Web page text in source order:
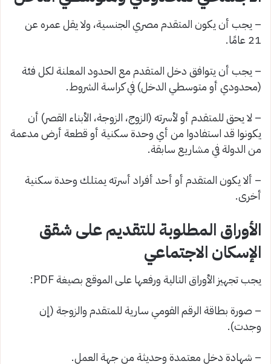
– يجب أن يكون المتقدم مصري الجنسية، ولا يقل عمره عن
21 عامًا.
– يجب أن يتوافق دخل المتقدم مع الحدود المعلنة لكل فئة
(محدودي أو متوسطي الدخل) في كراسة الشروط.
– لا يحق للمتقدم أو لأسرته (الزوج، الزوجة، الأبناء القصر) أن
يكونوا قد استفادوا من أي وحدة سكنية أو قطعة أرض مدعمة
من الدولة في مشاريع سابقة.
– ألا يكون المتقدم أو أحد أفراد أسرته يمتلك وحدة سكنية
أخرى.
الأوراق المطلوبة للتقديم على شقق
الإسكان الاجتماعي
يجب تجهيز الأوراق التالية ورفعها على الموقع بصيغة PDF:
– صورة بطاقة الرقم القومي سارية للمتقدم والزوجة (إن
وجدت).
– شهادة دخل معتمدة وحديثة من جهة العمل.